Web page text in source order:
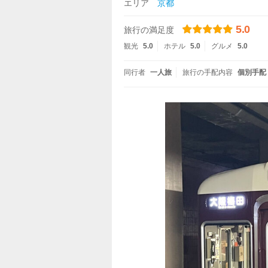
エリア 京都
旅行の満足度 5.0
観光 5.0 ホテル 5.0 グルメ 5.0
同行者 一人旅 旅行の手配内容 個別手配